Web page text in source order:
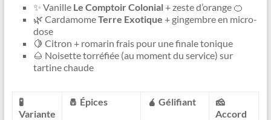
✨ Vanille Le Comptoir Colonial+ zeste d’orange 🍊
🌿 CardamomeTerre Exotique + gingembre en micro-
dose
🍋 Citron + romarin frais pour une finale tonique
🌰 Noisette torréfiée (au moment du service) sur
tartine chaude
🧪
Variante
🧂 Épices 🧉 Gélifiant
🧀
Accord